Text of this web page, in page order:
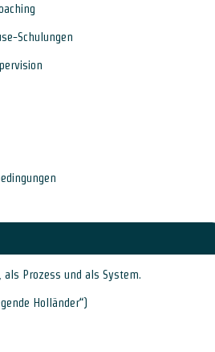
Schulungen
als Prozess und als System.
Holländer“)